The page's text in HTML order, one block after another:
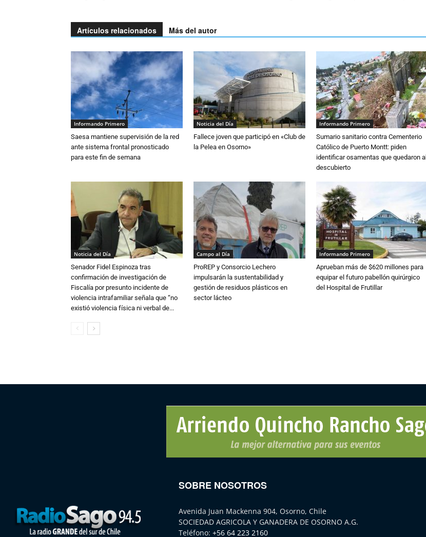
Artículos relacionados Más del autor
Informando Primero
Saesa mantiene supervisión de la red
ante sistema frontal pronosticado
para este fin de semana
Noticia del Día
Fallece joven que participó en «Club de
la Pelea en Osorno»
Informando Primero
Sumario sanitario contra Cementerio
Católico de Puerto Montt: piden
identificar osamentas que quedaron al
descubierto
Noticia del Día
Senador Fidel Espinoza tras
confirmación de investigación de
Fiscalía por presunto incidente de
violencia intrafamiliar señala que “no
existió violencia física ni verbal de...
Campo al Día
ProREP y Consorcio Lechero
impulsarán la sustentabilidad y
gestión de residuos plásticos en
sector lácteo
Informando Primero
Aprueban más de $620 millones para
equipar el futuro pabellón quirúrgico
del Hospital de Frutillar
SOBRE NOSOTROS
Avenida Juan Mackenna 904, Osorno, Chile
SOCIEDAD AGRICOLA Y GANADERA DE OSORNO A.G.
Teléfono: +56 64 223 2160